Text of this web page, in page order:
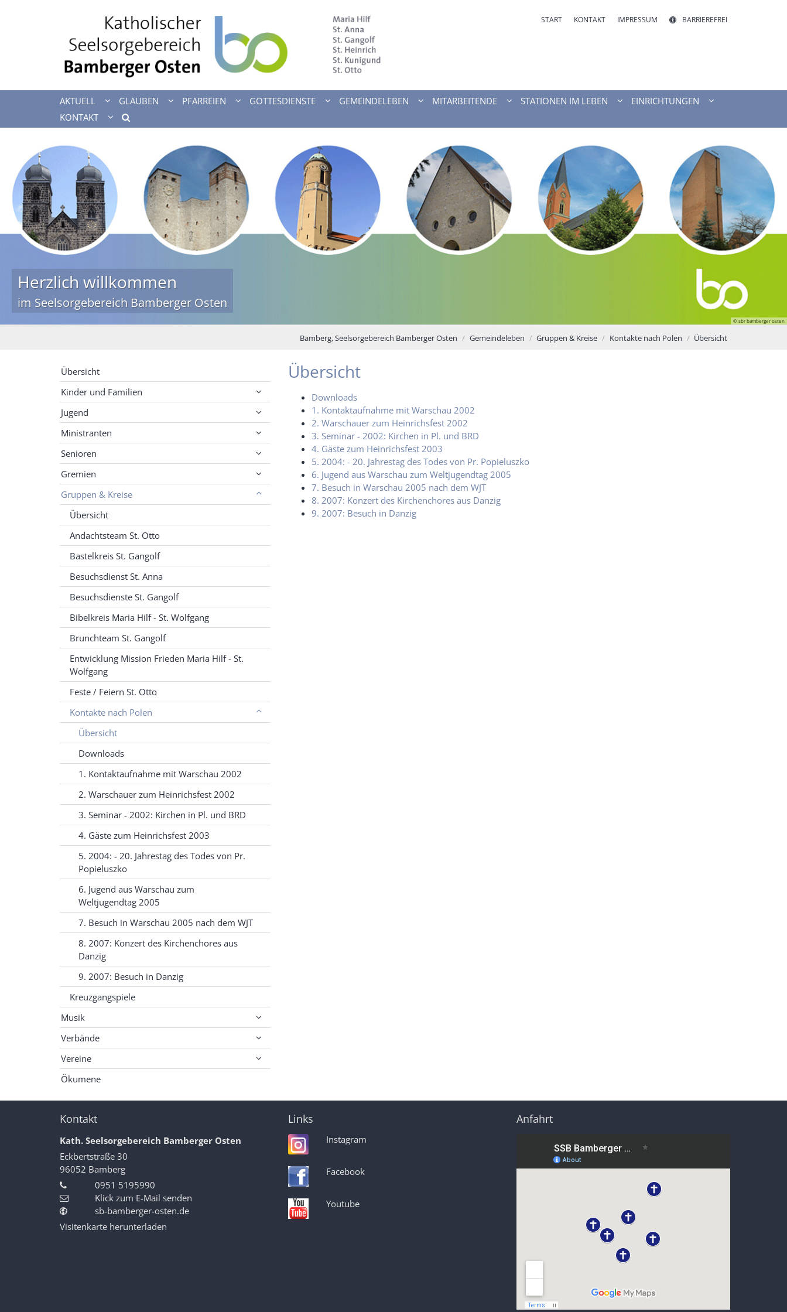
START KONTAKT IMPRESSUM BARRIEREFREI
AKTUELL GLAUBEN PFARREIEN GOTTESDIENSTE GEMEINDELEBEN MITARBEITENDE STATIONEN IM LEBEN
EINRICHTUNGEN
KONTAKT
© sbr bamberger osten
Herzlich willkommen
im Seelsorgebereich Bamberger Osten
Bamberg, Seelsorgebereich Bamberger Osten Gemeindeleben Gruppen & Kreise Kontakte nach Polen Übersicht
Übersicht
Downloads
1. Kontaktaufnahme mit Warschau 2002
2. Warschauer zum Heinrichsfest 2002
3. Seminar - 2002: Kirchen in Pl. und BRD
4. Gäste zum Heinrichsfest 2003
5. 2004: - 20. Jahrestag des Todes von Pr. Popieluszko
6. Jugend aus Warschau zum Weltjugendtag 2005
7. Besuch in Warschau 2005 nach dem WJT
8. 2007: Konzert des Kirchenchores aus Danzig
9. 2007: Besuch in Danzig
Übersicht
Kinder und Familien
Jugend
Ministranten
Senioren
Gremien
Gruppen & Kreise
Übersicht
Andachtsteam St. Otto
Bastelkreis St. Gangolf
Besuchsdienst St. Anna
Besuchsdienste St. Gangolf
Bibelkreis Maria Hilf - St. Wolfgang
Brunchteam St. Gangolf
Entwicklung Mission Frieden Maria Hilf - St.
Wolfgang
Feste / Feiern St. Otto
Kontakte nach Polen
Übersicht
Downloads
1. Kontaktaufnahme mit Warschau 2002
2. Warschauer zum Heinrichsfest 2002
3. Seminar - 2002: Kirchen in Pl. und BRD
4. Gäste zum Heinrichsfest 2003
5. 2004: - 20. Jahrestag des Todes von Pr.
Popieluszko
6. Jugend aus Warschau zum
Weltjugendtag 2005
7. Besuch in Warschau 2005 nach dem WJT
8. 2007: Konzert des Kirchenchores aus
Danzig
9. 2007: Besuch in Danzig
Kreuzgangspiele
Musik
Verbände
Vereine
Ökumene
Kontakt
Kath. Seelsorgebereich Bamberger Osten
Eckbertstraße 30
96052 Bamberg
0951 5195990
Klick zum E-Mail senden
sb-bamberger-osten.de
Visitenkarte herunterladen
Links
Instagram
Facebook
Youtube
Anfahrt